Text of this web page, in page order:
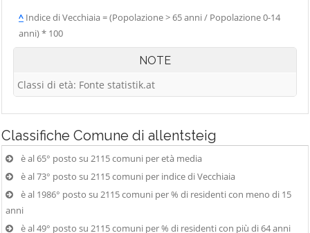
^ Indice di Vecchiaia = (Popolazione > 65 anni / Popolazione 0-14
anni) * 100
NOTE
Classi di età: Fonte statistik.at
Classifiche Comune di allentsteig
è al 65° posto su 2115 comuni per età media
è al 73° posto su 2115 comuni per indice di Vecchiaia
è al 1986° posto su 2115 comuni per % di residenti con meno di 15
anni
è al 49° posto su 2115 comuni per % di residenti con più di 64 anni